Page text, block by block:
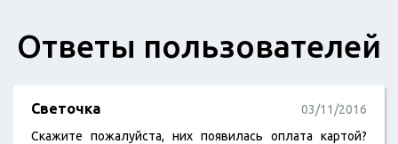
Ответы пользователей
Светочка
03/11/2016
Скажите пожалуйста, них появилась оплата картой?